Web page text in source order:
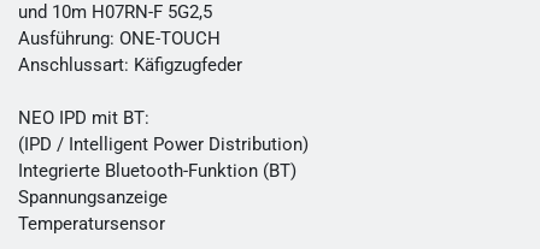
und 10m H07RN-F 5G2,5
Ausführung: ONE-TOUCH
Anschlussart: Käfigzugfeder
NEO IPD mit BT:
(IPD / Intelligent Power Distribution)
Integrierte Bluetooth-Funktion (BT)
Spannungsanzeige
Temperatursensor